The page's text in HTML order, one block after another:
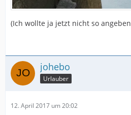
(Ich wollte ja jetzt nicht so angeben
johebo
Urlauber
12. April 2017 um 20:02